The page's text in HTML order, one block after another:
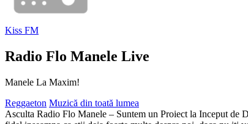
Kiss FM
Radio Flo Manele Live
Manele La Maxim!
Reggaeton Muzică din toată lumea
Asculta Radio Flo Manele – Suntem un Proiect la Inceput de